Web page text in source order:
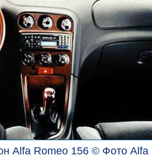
Alfa Romeo 156 © Фото Alfa